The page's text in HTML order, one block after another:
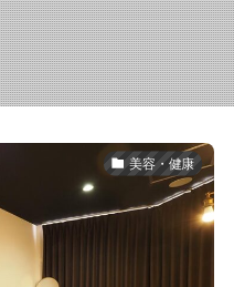
美容・健康